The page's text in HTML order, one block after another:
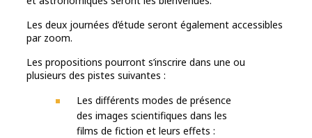
Les deux journées d’étude seront également accessibles
par zoom.
Les propositions pourront s’inscrire dans une ou
plusieurs des pistes suivantes :
Les différents modes de présence
des images scientifiques dans les
films de fiction et leurs effets :